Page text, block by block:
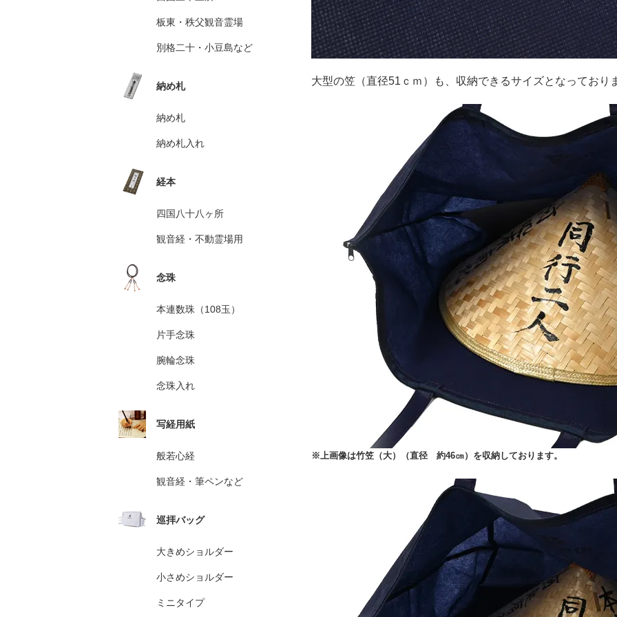
大型の笠（直径51ｃｍ）も、収納できるサイズとなっており
※上画像は竹笠（大）（直径 約46㎝）を収納しております。
板東・秩父観音霊場
別格二十・小豆島など
納め札
納め札
納め札入れ
経本
四国八十八ヶ所
観音経・不動霊場用
念珠
本連数珠（108玉）
片手念珠
腕輪念珠
念珠入れ
写経用紙
般若心経
観音経・筆ペンなど
巡拝バッグ
大きめショルダー
小さめショルダー
ミニタイプ